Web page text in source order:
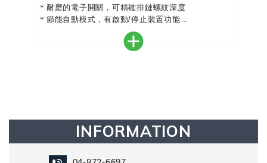
＊耐磨的電子開關，可精確排鏈螺紋深度
＊節能自動模式，有啟動/停止裝置功能
＊無碳刷EC-TEC馬達，堅固耐用
＊結合高電池容量，重量輕、大能量
INFORMATION